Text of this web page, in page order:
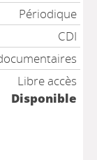
Périodique
CDI
Libre accès
Disponible